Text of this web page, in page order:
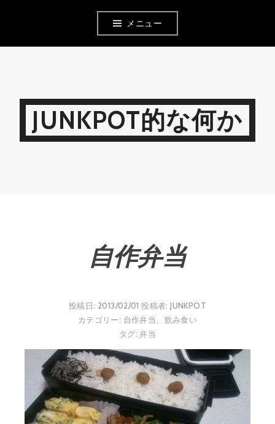
メニュー
JUNKPOT的な何か
自作弁当
投稿日: 2013/02/01 投稿者:JUNKPOT
カテゴリー: 自作弁当
飲み食い
タグ:弁当